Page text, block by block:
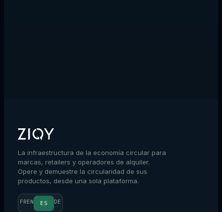
La infraestructura de la economía circular para
marcas, retailers y operadores de alquiler.
Opere y demuestre la circularidad de sus
productos, desde una sola plataforma.
FREN ES DE